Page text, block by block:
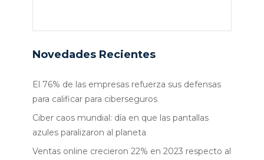
Novedades Recientes
El 76% de las empresas refuerza sus defensas
para calificar para ciberseguros
Ciber caos mundial: día en que las pantallas
azules paralizaron al planeta
Ventas online crecieron 22% en 2023 respecto al